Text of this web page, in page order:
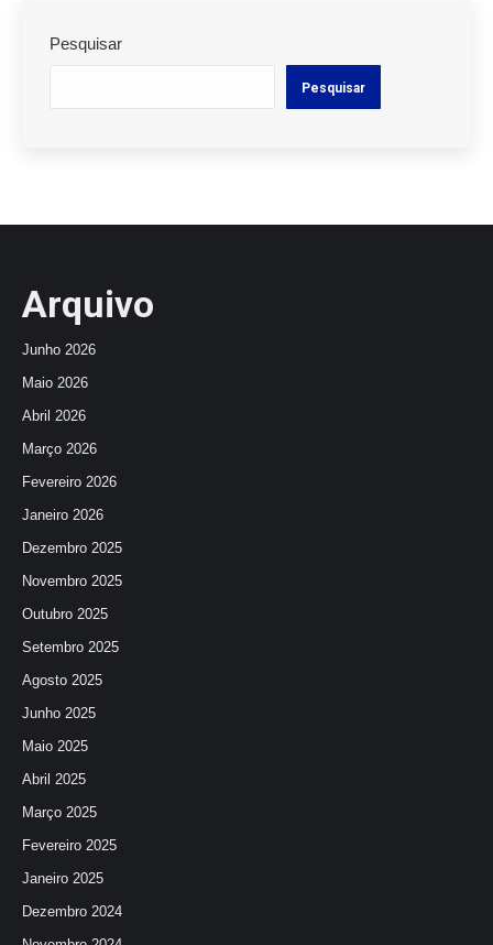
Pesquisar
Pesquisar
Arquivo
Junho 2026
Maio 2026
Abril 2026
Março 2026
Fevereiro 2026
Janeiro 2026
Dezembro 2025
Novembro 2025
Outubro 2025
Setembro 2025
Agosto 2025
Junho 2025
Maio 2025
Abril 2025
Março 2025
Fevereiro 2025
Janeiro 2025
Dezembro 2024